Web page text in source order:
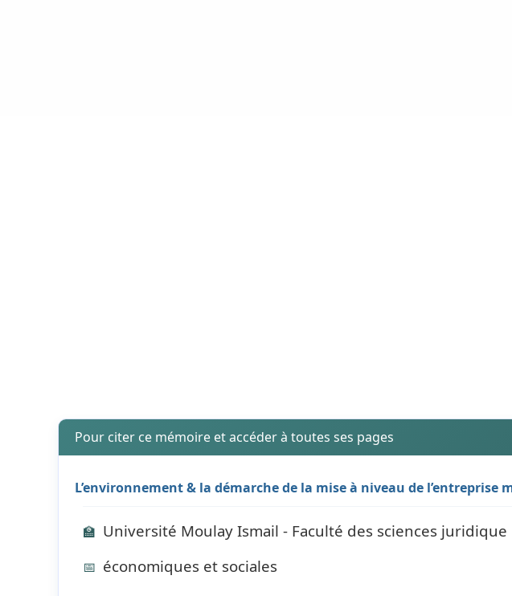
Pour citer ce mémoire et accéder à toutes ses pages
L’environnement & la démarche de la mise à niveau de
🏫 Université Moulay Ismail - Faculté des sciences juridique
📅 économiques et sociales